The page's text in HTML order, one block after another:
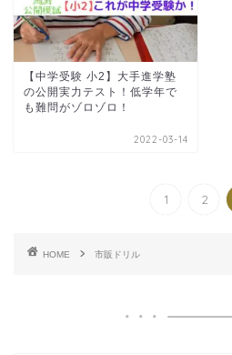
【中学受験 小2】大手進学塾
の公開実力テスト！低学年で
も難問がゾロゾロ！
2022-03-14
1 2
HOME 市販ドリル